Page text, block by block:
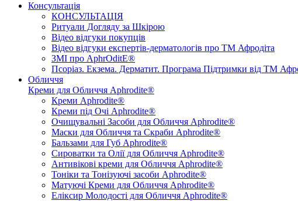
Консультація
КОНСУЛЬТАЦІЯ
Ритуали Догляду за Шкірою
Відео відгуки покупців
Відео відгуки експертів-дерматологів про ТМ Афродіта
ЗМІ про AphrOditE®
Псоріаз. Екзема. Дерматит. Програма Підтримки від ТМ
Обличчя
Креми для Обличчя Aphrodite®
Креми Aphrodite®
Креми під Очі Aphrodite®
Очищувальні Засоби для Обличчя Aphrodite®
Маски для Обличчя та Скраби Aphrodite®
Бальзами для Губ Aphrodite®
Сироватки та Олії для Обличчя Aphrodite®
Антивікові креми для Обличчя Aphrodite®
Тоніки та Тонізуючі засоби Aphrodite®
Матуючі Креми для Обличчя Aphrodite®
Еліксир Молодості для Обличчя Aphrodite®